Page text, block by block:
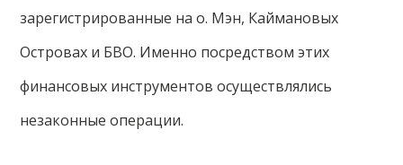
зарегистрированные на о. Мэн, Каймановых
Островах и БВО. Именно посредством этих
финансовых инструментов осуществлялись
незаконные операции.